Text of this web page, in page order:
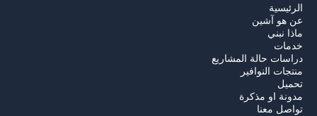
الرئيسية
عن هو آشين
ماذا نبني
خدمات
دراسات حالة المشاريع
منتجات النوافير
تحميل
مدونة او مذكرة
تواصل معنا